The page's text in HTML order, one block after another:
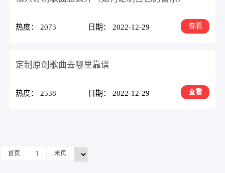
热度： 2073 日期： 2022-12-29 查看
定制原创歌曲去哪里靠谱
热度： 2538 日期： 2022-12-29 查看
首页 1 末页